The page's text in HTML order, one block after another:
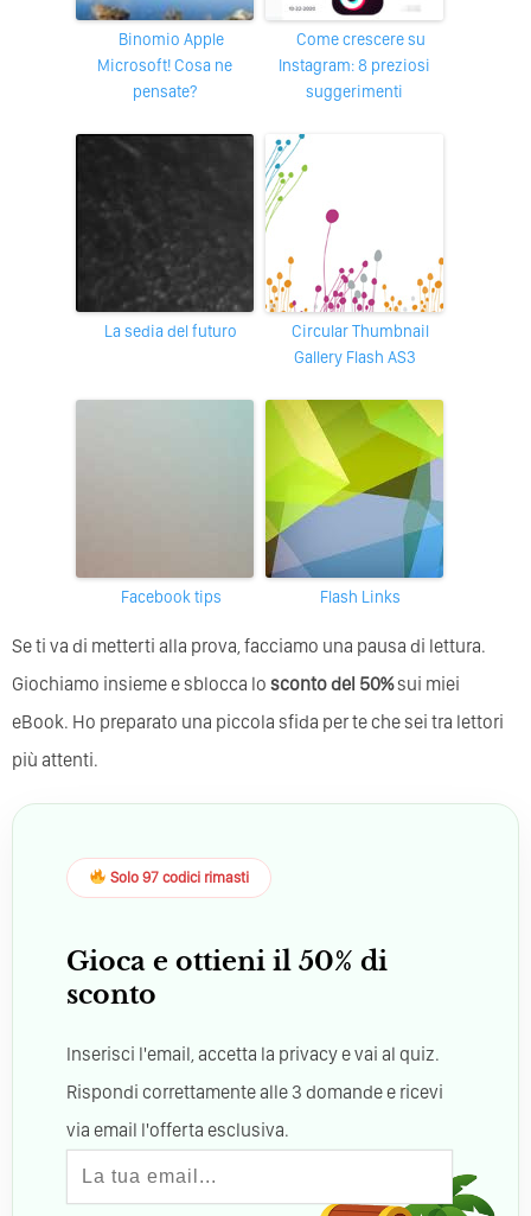
Binomio Apple
Microsoft! Cosa ne
pensate?
Come crescere su
Instagram: 8 preziosi
suggerimenti
La sedia del futuro
Circular Thumbnail
Gallery Flash AS3
Facebook tips Flash Links
Se ti va di metterti alla prova, facciamo una pausa di lettura.
Giochiamo insieme e sblocca lo sconto del 50%sui miei
eBook. Ho preparato una piccola sfida per te che sei tra lettori
più attenti.
Solo 97 codici rimasti
Gioca e ottieni il 50% di
sconto
Inserisci l'email, accetta la privacy e vai al quiz.
Rispondi correttamente alle 3 domande e ricevi
via email l'offerta esclusiva.